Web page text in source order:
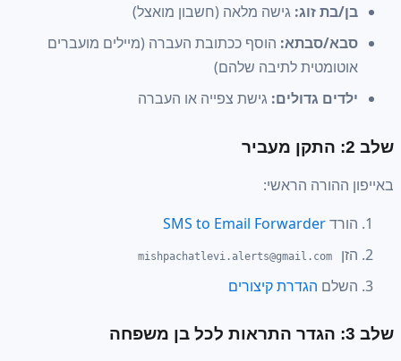
בן/בת זוג: גישה מלאה (חשבון מואצל)
סבא/סבתא: הוסף ככתובת העברה (מיילים מועברים
אוטומטית לתיבה שלהם)
ילדים גדולים: גישת צפייה או העברה
שלב 2: התקן מעביר
באייפון ההורה הראשי:
הורדSMS to Email Forwarder
הזן
mishpachatlevi.alerts@gmail.com
השלם הגדרת קיצורים
שלב 3: הגדר התראות לכל בן משפחה